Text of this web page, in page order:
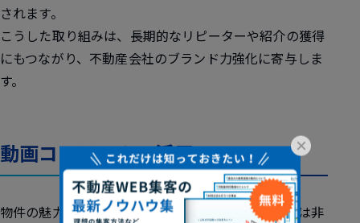
されます。
こうした取り組みは、長期的なリピーターや紹介の獲得
にもつながり、不動産会社のブランド力強化に寄与しま
す。
動画コンテンツの活用
物件の魅力をより直感的に伝える手段として、動画は非
×